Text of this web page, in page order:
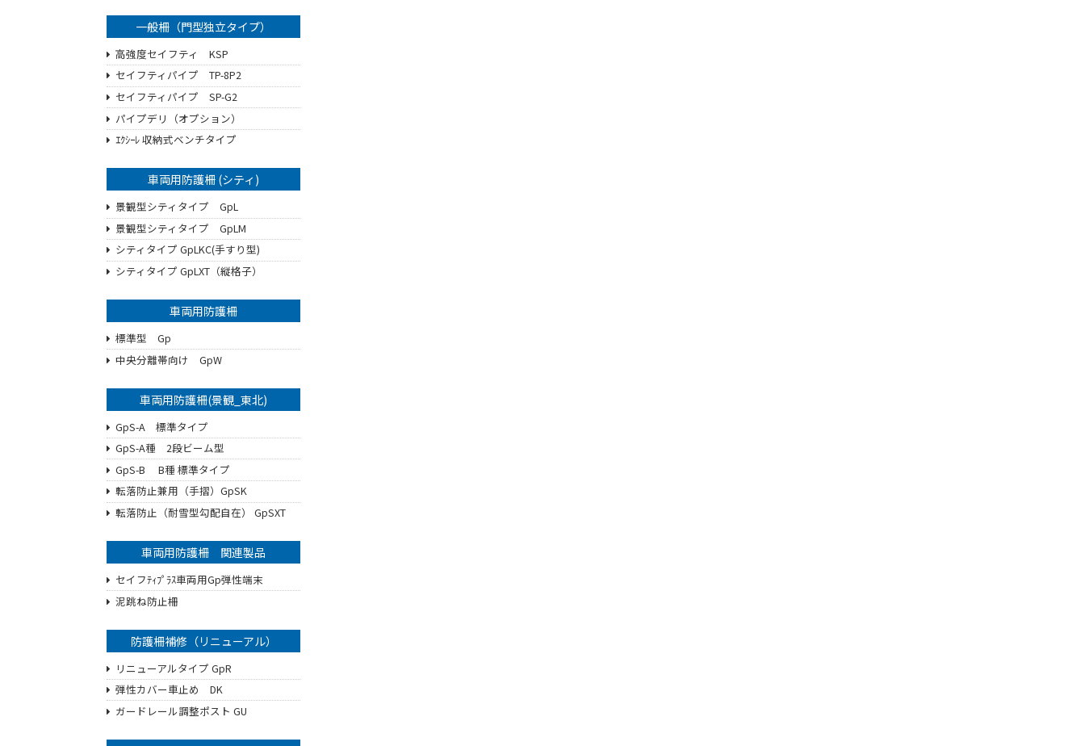
一般柵（門型独立タイプ）
高強度セイフティ KSP
セイフティパイプ TP-8P2
セイフティパイプ SP-G2
パイプデリ（オプション）
ｴｸｼｰﾚ 収納式ベンチタイプ
車両用防護柵 (シティ)
景観型シティタイプ GpL
景観型シティタイプ GpLM
シティタイプ GpLKC(手すり型)
シティタイプ GpLXT（縦格子）
車両用防護柵
標準型 Gp
中央分離帯向け GpW
車両用防護柵(景観_東北)
GpS-A 標準タイプ
GpS-A種 2段ビーム型
GpS-B B種 標準タイプ
転落防止兼用（手摺）GpSK
転落防止（耐雪型勾配自在） GpSXT
車両用防護柵 関連製品
セイフﾃｨﾌﾟﾗｽ車両用Gp弾性端末
泥跳ね防止柵
防護柵補修（リニューアル）
リニューアルタイプ GpR
弾性カバー車止め DK
ガードレール調整ポスト GU